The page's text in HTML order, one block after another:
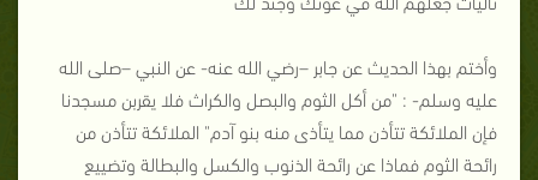
وأختم بهذا الحديث عن جابر –رضي الله عنه- عن النبي –صلى الله
عليه وسلم- : "من أكل الثوم والبصل والكراث فلا يقربن مسجدنا
فإن الملائكة تتأذن مما يتأذى منه بنو آدم" الملائكة تتأذن من
رائحة الثوم فماذا عن رائحة الذنوب والكسل والبطالة وتضييع